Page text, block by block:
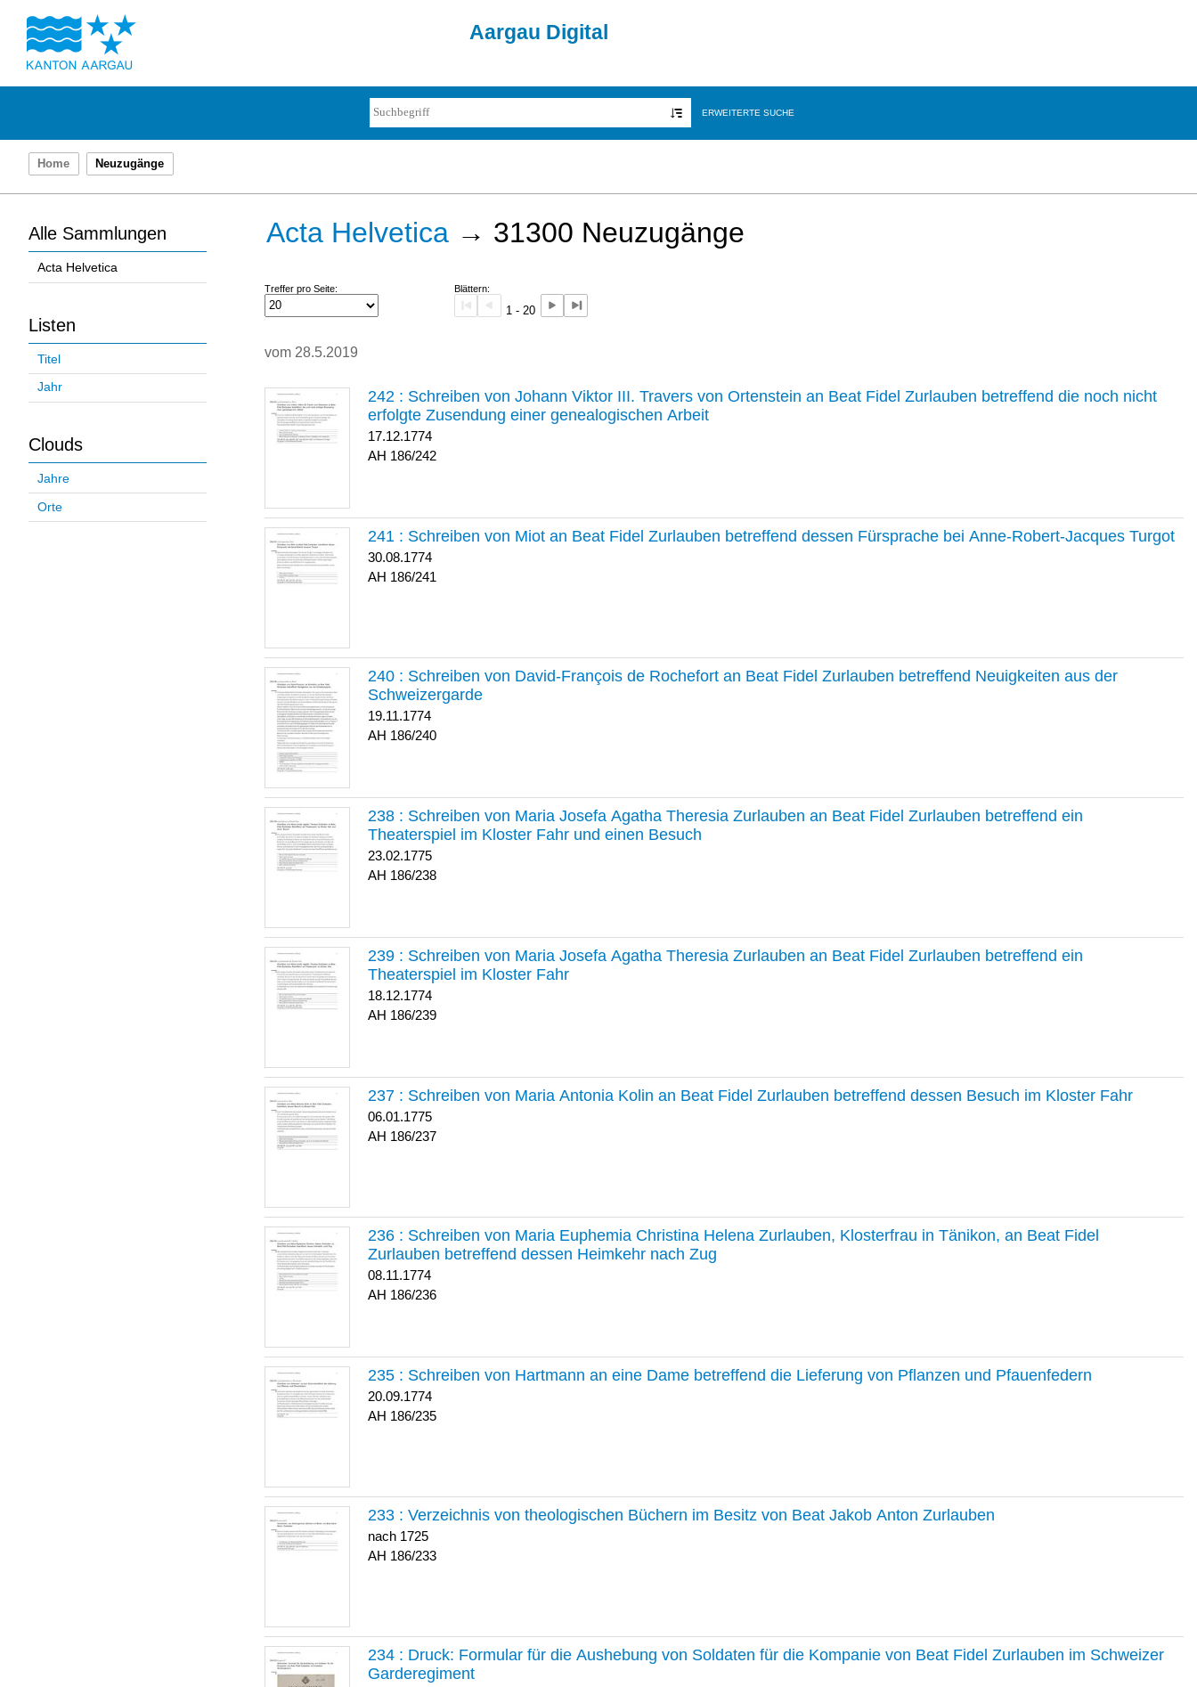
Aargau Digital
ERWEITERTE SUCHE
Home Neuzugänge
Alle Sammlungen
Acta Helvetica
Listen
Titel
Jahr
Clouds
Jahre
Orte
Acta Helvetica → 31300 Neuzugänge
Treffer pro Seite: Blättern:
1 - 20
vom 28.5.2019
242 : Schreiben von Johann Viktor III. Travers von Ortenstein an Beat Fidel Zurlauben betreffend die noch nicht
erfolgte Zusendung einer genealogischen Arbeit
17.12.1774
186/242
241 : Schreiben von Miot an Beat Fidel Zurlauben betreffend dessen Fürsprache bei Anne-Robert-Jacques Turgot
30.08.1774
186/241
240 : Schreiben von David-François de Rochefort an Beat Fidel Zurlauben betreffend Neuigkeiten aus der
Schweizergarde
19.11.1774
186/240
238 : Schreiben von Maria Josefa Agatha Theresia Zurlauben an Beat Fidel Zurlauben betreffend ein
Theaterspiel im Kloster Fahr und einen Besuch
23.02.1775
186/238
239 : Schreiben von Maria Josefa Agatha Theresia Zurlauben an Beat Fidel Zurlauben betreffend ein
Theaterspiel im Kloster Fahr
18.12.1774
186/239
237 : Schreiben von Maria Antonia Kolin an Beat Fidel Zurlauben betreffend dessen Besuch im Kloster Fahr
06.01.1775
186/237
236 : Schreiben von Maria Euphemia Christina Helena Zurlauben, Klosterfrau in Tänikon, an Beat Fidel
Zurlauben betreffend dessen Heimkehr nach Zug
08.11.1774
186/236
235 : Schreiben von Hartmann an eine Dame betreffend die Lieferung von Pflanzen und Pfauenfedern
20.09.1774
186/235
233 : Verzeichnis von theologischen Büchern im Besitz von Beat Jakob Anton Zurlauben
nach 1725
186/233
234 : Druck: Formular für die Aushebung von Soldaten für die Kompanie von Beat Fidel Zurlauben im Schweizer
Garderegiment